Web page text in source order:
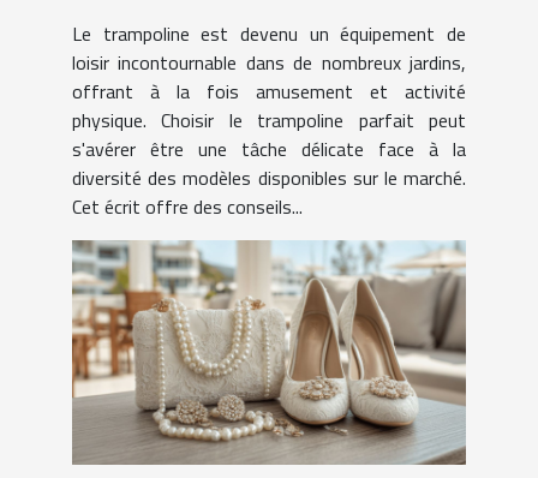
Le trampoline est devenu un équipement de
loisir incontournable dans de nombreux jardins,
offrant à la fois amusement et activité
physique. Choisir le trampoline parfait peut
s'avérer être une tâche délicate face à la
diversité des modèles disponibles sur le marché.
Cet écrit offre des conseils...